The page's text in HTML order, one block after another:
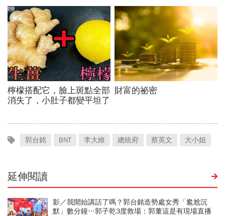
郭台銘 BNT 李大維 總統府 蔡英文 大小姐
延伸閱讀
影／我開始講話了嗎？郭台銘造勢處女秀「尷尬沉
默」數分鐘…郭子乾3度救場：郭董這是有現場直播